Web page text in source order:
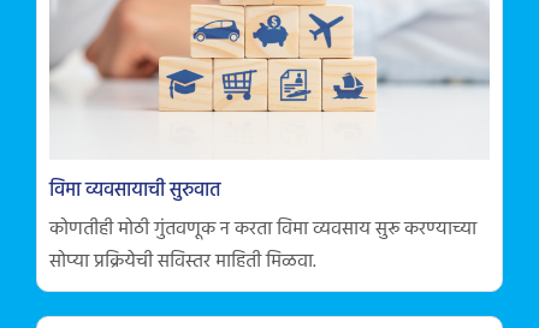
विमा व्यवसायाची सुरुवात
कोणतीही मोठी गुंतवणूक न करता विमा व्यवसाय सुरू करण्याच्या
सोप्या प्रक्रियेची सविस्तर माहिती मिळवा.